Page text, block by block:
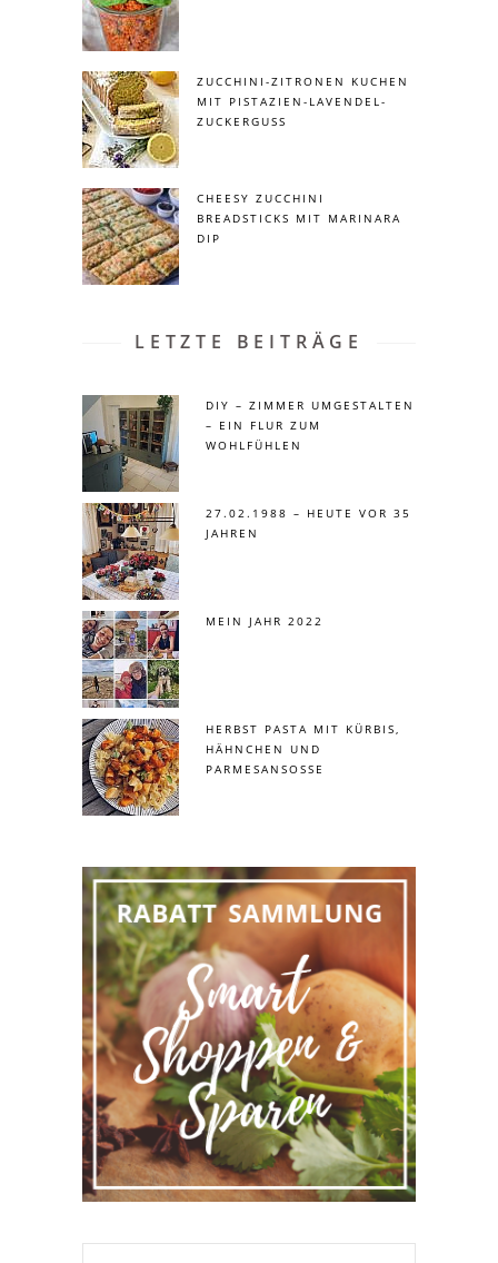
ZUCCHINI-ZITRONEN KUCHEN
MIT PISTAZIEN-LAVENDEL-
ZUCKERGUSS
CHEESY ZUCCHINI
BREADSTICKS MIT MARINARA
DIP
LETZTE BEITRÄGE
DIY – ZIMMER UMGESTALTEN
– EIN FLUR ZUM
WOHLFÜHLEN
27.02.1988 – HEUTE VOR 35
JAHREN
MEIN JAHR 2022
HERBST PASTA MIT KÜRBIS,
HÄHNCHEN UND
PARMESANSOSSE